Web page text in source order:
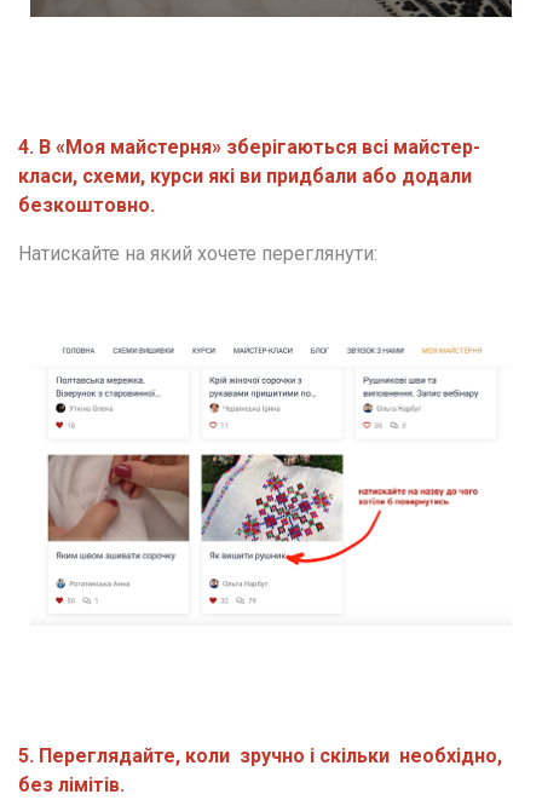
4. В «Моя майстерня» зберігаються всі майстер-
класи, схеми, курси які ви придбали або додали
безкоштовно.
Натискайте на який хочете переглянути:
5. Переглядайте, коли  зручно і скільки  необхідно,
без лімітів.